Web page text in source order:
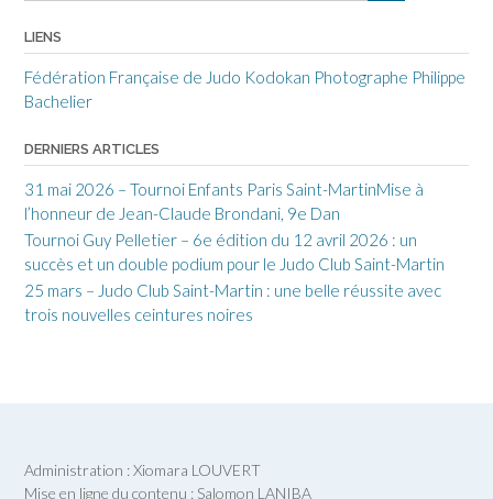
LIENS
Fédération Française de Judo Kodokan Photographe Philippe
Bachelier
DERNIERS ARTICLES
31 mai 2026 – Tournoi Enfants Paris Saint-MartinMise à
l’honneur de Jean-Claude Brondani, 9e Dan
Tournoi Guy Pelletier – 6e édition du 12 avril 2026 : un
succès et un double podium pour le Judo Club Saint-Martin
25 mars – Judo Club Saint-Martin : une belle réussite avec
trois nouvelles ceintures noires
Administration : Xiomara LOUVERT
Mise en ligne du contenu : Salomon LANIBA